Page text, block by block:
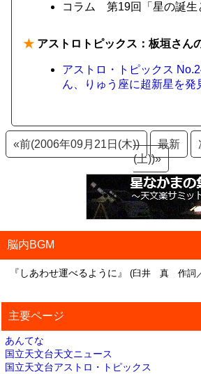
コラム 第19回「星の誕生
★ アストロトピックス：板垣さん
アストロ・トピックス
ん、りゅう座に超新星を発
«前(2006年09月21日(木)) 最新
(土))»
脳内BGM
『しあわせ運べるように』 (臼井 真 作詞
主要ページ
あんてな
国立天文台天文ニュース
国立天文台アストロ・トピックス